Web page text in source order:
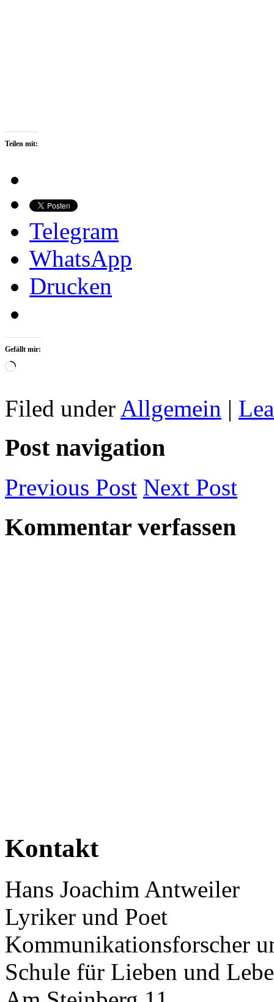
Teilen mit:
Telegram
WhatsApp
Drucken
Gefällt mir:
Wird
Filed under Allgemein |
Post navigation
Previous Post Next Post
Kommentar verfassen
Kontakt
Hans Joachim Antweiler
Lyriker und Poet
Kommunikationsforscher
Schule für Lieben und